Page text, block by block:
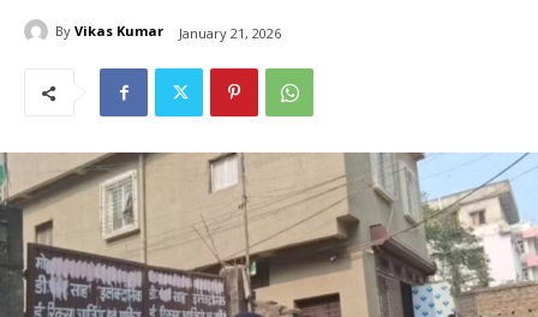
By Vikas Kumar January 21, 2026